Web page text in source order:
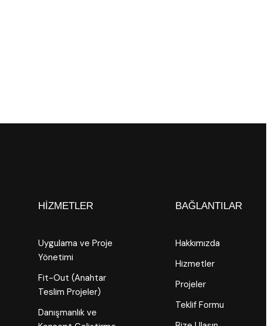
HIZMETLER
Uygulama ve Proje
Yönetimi
Fit-Out (Anahtar
Teslim Projeler)
Danışmanlık ve
BAĞLANTILAR
Hakkımızda
Hizmetler
Projeler
Teklif Formu